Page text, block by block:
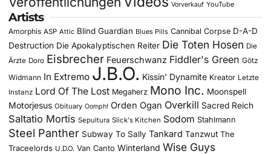
Vorverkauf YouTube
Artists
Amorphis ASP Attic Blind Guardian Blues Pills Cannibal Corpse D-A-D
Destruction Die Apokalyptischen Reiter Die Toten Hosen Die
Ärzte Doro Eisbrecher Feuerschwanz Fiddler's Green Götz
Widmann In Extremo J.B.O. Kissin' Dynamite Kreator Letzte
Instanz Lord Of The Lost Megaherz Mono Inc. Moonspell
Motorjesus Obituary Oomph! Orden Ogan Overkill Sacred Reich
Saltatio Mortis Sepultura Slick's Kitchen Sodom Stahlmann
Steel Panther Subway To Sally Tankard Tanzwut The
Traceelords U.D.O. Van Canto Winterland Wise Guys